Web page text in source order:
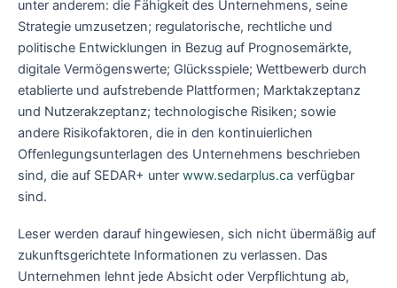
unter anderem: die Fähigkeit des Unternehmens, seine
Strategie umzusetzen; regulatorische, rechtliche und
politische Entwicklungen in Bezug auf Prognosemärkte,
digitale Vermögenswerte; Glücksspiele; Wettbewerb durch
etablierte und aufstrebende Plattformen; Marktakzeptanz
und Nutzerakzeptanz; technologische Risiken; sowie
andere Risikofaktoren, die in den kontinuierlichen
Offenlegungsunterlagen des Unternehmens beschrieben
sind, die auf SEDAR+ unter www.sedarplus.ca verfügbar
sind.
Leser werden darauf hingewiesen, sich nicht übermäßig auf
zukunftsgerichtete Informationen zu verlassen. Das
Unternehmen lehnt jede Absicht oder Verpflichtung ab,